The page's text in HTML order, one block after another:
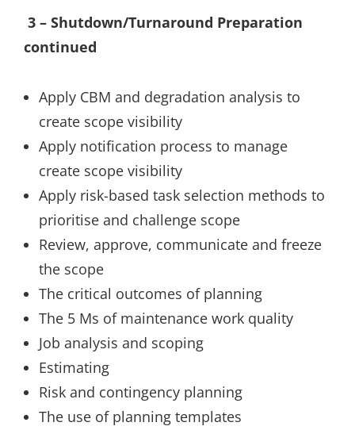
3 – Shutdown/Turnaround Preparation
continued
Apply CBM and degradation analysis to
create scope visibility
Apply notification process to manage
create scope visibility
Apply risk-based task selection methods to
prioritise and challenge scope
Review, approve, communicate and freeze
the scope
The critical outcomes of planning
The 5 Ms of maintenance work quality
Job analysis and scoping
Estimating
Risk and contingency planning
The use of planning templates